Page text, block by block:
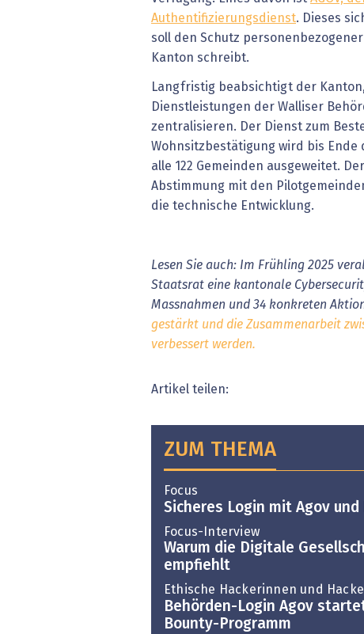
Authentifizierungsdienst. Dieses
soll den Schutz
Kanton schreibt.
Langfristig beabsichtigt der
Dienstleistungen der Walliser
zentralisieren. Der Dienst zum
Wohnsitzbestätigung wird bis Ende
alle 122 Gemeinden ausgeweitet.
Abstimmung mit den
die technische Entwicklung.
Lesen Sie auch: Im Frühling 2025
Staatsrat eine kantonale
Massnahmen und 34 konkreten
gestärkt und die Zusammenarbeit
verbessert werden.
Artikel teilen:
ZUM THEMA
Focus
Sicheres Login mit Agov und
Focus-Interview
Warum die Digitale
empfiehlt
Ethische Hackerinnen und
Behörden-Login Agov
Bounty-Programm